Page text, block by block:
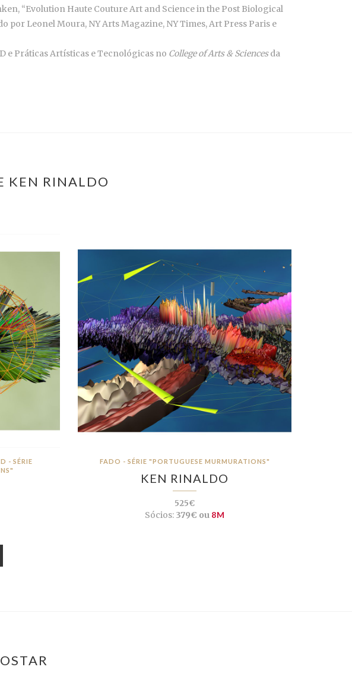
“Evolution Haute Couture Art and Science in the Post Biological
por Leonel Moura, NY Arts Magazine, NY Times, Art Press Paris e
e Práticas Artísticas e Tecnológicas no College of Arts & Sciencesda
KEN RINALDO
- SÉRIE
FADO - SÉRIE "PORTUGUESE MURMURATIONS"
KEN RINALDO
525€
Sócios:379€ ou 8M